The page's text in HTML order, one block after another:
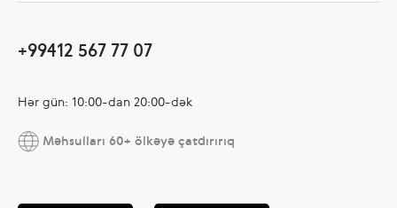
+99412 567 77 07
Hər gün: 10:00-dan 20:00-dək
Məhsulları 60+ ölkəyə çatdırırıq